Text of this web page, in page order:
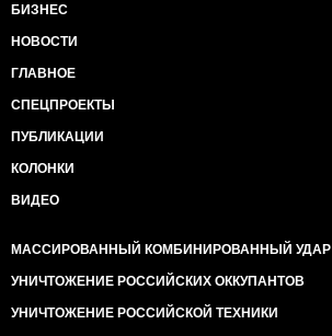
БИЗНЕС
НОВОСТИ
ГЛАВНОЕ
СПЕЦПРОЕКТЫ
ПУБЛИКАЦИИ
КОЛОНКИ
ВИДЕО
МАССИРОВАННЫЙ КОМБИНИРОВАННЫЙ УДАР
УНИЧТОЖЕНИЕ РОССИЙСКИХ ОККУПАНТОВ
УНИЧТОЖЕНИЕ РОССИЙСКОЙ ТЕХНИКИ